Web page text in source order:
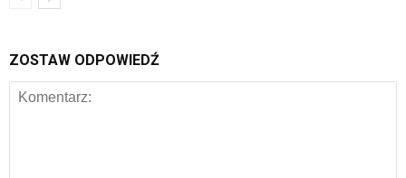
ZOSTAW ODPOWIEDŹ